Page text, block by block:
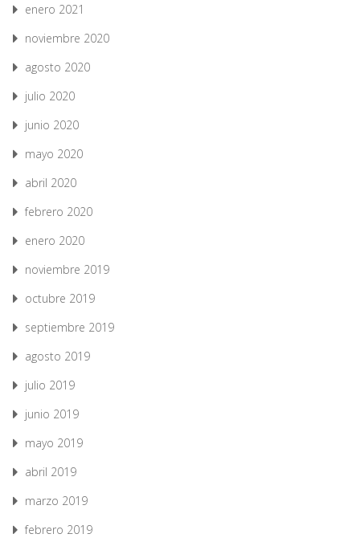
enero 2021
noviembre 2020
agosto 2020
julio 2020
junio 2020
mayo 2020
abril 2020
febrero 2020
enero 2020
noviembre 2019
octubre 2019
septiembre 2019
agosto 2019
julio 2019
junio 2019
mayo 2019
abril 2019
marzo 2019
febrero 2019